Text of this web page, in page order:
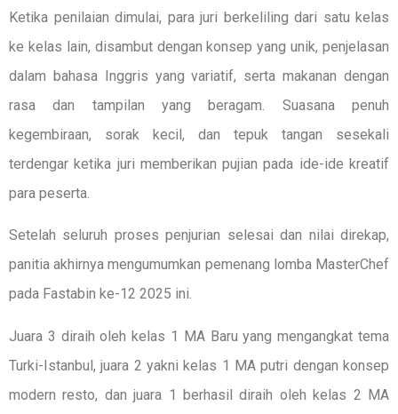
Ketika penilaian dimulai, para juri berkeliling dari satu kelas
ke kelas lain, disambut dengan konsep yang unik, penjelasan
dalam bahasa Inggris yang variatif, serta makanan dengan
rasa dan tampilan yang beragam. Suasana penuh
kegembiraan, sorak kecil, dan tepuk tangan sesekali
terdengar ketika juri memberikan pujian pada ide-ide kreatif
para peserta.
Setelah seluruh proses penjurian selesai dan nilai direkap,
panitia akhirnya mengumumkan pemenang lomba MasterChef
pada Fastabin ke-12 2025 ini.
Juara 3 diraih oleh kelas 1 MA Baru yang mengangkat tema
Turki-Istanbul, juara 2 yakni kelas 1 MA putri dengan konsep
modern resto, dan juara 1 berhasil diraih oleh kelas 2 MA